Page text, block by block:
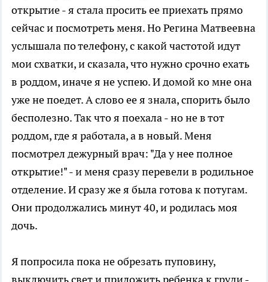
открытие - я стала просить ее приехать прямо
сейчас и посмотреть меня. Но Регина Матвеевна
услышала по телефону, с какой частотой идут
мои схватки, и сказала, что нужно срочно ехать
в роддом, иначе я не успею. И домой ко мне она
уже не поедет. А слово ее я знала, спорить было
бесполезно. Так что я поехала - но не в тот
роддом, где я работала, а в новый. Меня
посмотрел дежурный врач: "Да у нее полное
открытие!" - и меня сразу перевели в родильное
отделение. И сразу же я была готова к потугам.
Они продолжались минут 40, и родилась моя
дочь.
Я попросила пока не обрезать пуповину,